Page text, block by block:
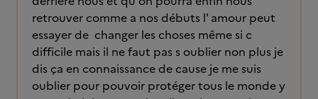
retrouver comme a nos débuts l' amour peut
essayer de changer les choses même si c
difficile mais il ne faut pas s oublier non plus je
dis ça en connaissance de cause je me suis
oublier pour pouvoir protéger tous le monde y